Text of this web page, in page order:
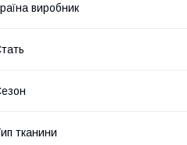
виробник
тканини